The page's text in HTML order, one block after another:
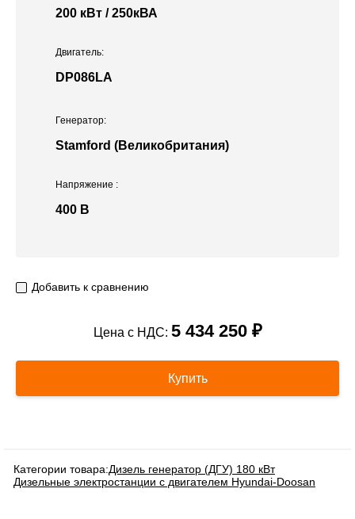
Двигатель:
DP086LA
Напряжение :
400 В
200 кВт / 250кВА
Генератор:
Stamford (Великобритания)
Добавить к сравнению
Цена с НДС: 5 434 250 ₽
Купить
Категории товара:Дизель генератор (ДГУ) 180 кВт
Дизельные электростанции с двигателем Hyundai-Doosan